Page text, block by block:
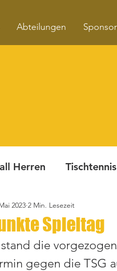
Abteilungen
Herren Tischtennis
Turnen
Spieltag
2023 2 Min. Lesezeit
die
gegen die TSG